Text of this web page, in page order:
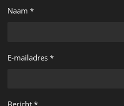
Naam *
E-mailadres *
Bericht *